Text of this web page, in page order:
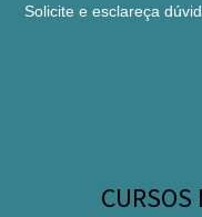
Solicite e esclareça
CURSOS